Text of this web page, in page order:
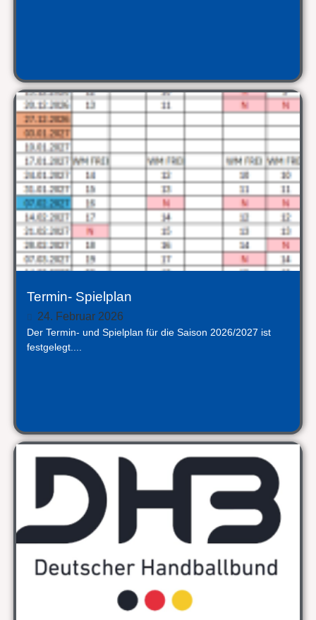
Termin- Spielplan
24. Februar 2026
Der Termin- und Spielplan für die Saison 2026/2027 ist
festgelegt....